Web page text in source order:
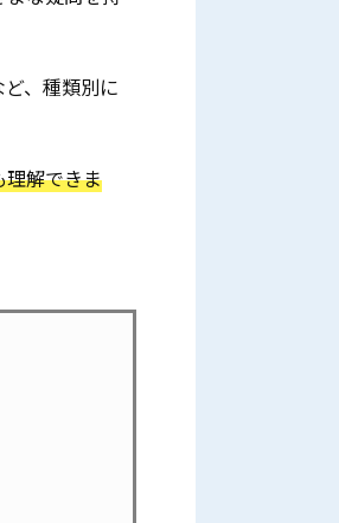
、種類別に
理解できま